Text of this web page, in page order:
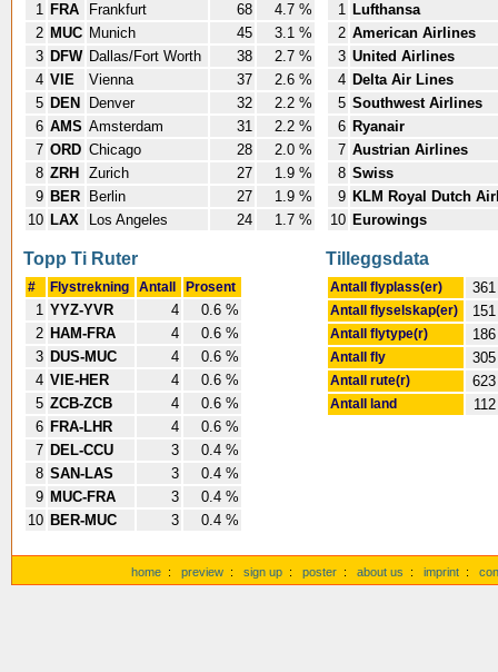
1 FRA Frankfurt 68
4.7 %
2 MUC Munich 45
3.1 %
3 DFW Dallas/Fort Worth 38
2.7 %
4 VIE Vienna 37
2.6 %
5 DEN Denver 32
2.2 %
6 AMS Amsterdam 31
2.2 %
7 ORD Chicago 28
2.0 %
8 ZRH Zurich 27
1.9 %
9 BER Berlin 27
1.9 %
10 LAX Los Angeles 24 1.7 %
1 Lufthansa
2 American Airlines
3 United Airlines
4 Delta Air Lines
5 Southwest Airlines
6 Ryanair
7 Austrian Airlines
8 Swiss
9 KLM Royal Dutch
10 Eurowings
Topp Ti Ruter
# Flystrekning Antall Prosent
1 YYZ-YVR 4
0.6 %
2 HAM-FRA 4
0.6 %
3 DUS-MUC 4
0.6 %
4 VIE-HER 4
0.6 %
5 ZCB-ZCB 4
0.6 %
6 FRA-LHR 4
0.6 %
7 DEL-CCU 3
0.4 %
8 SAN-LAS 3
0.4 %
9 MUC-FRA 3
0.4 %
10 BER-MUC 3 0.4 %
Tilleggsdata
Antall flyplass(er) 361
Antall flyselskap(er) 151
Antall flytype(r) 186
Antall fly 305
Antall rute(r) 623
Antall land 112
home : preview : sign up : poster : about us : imprint :